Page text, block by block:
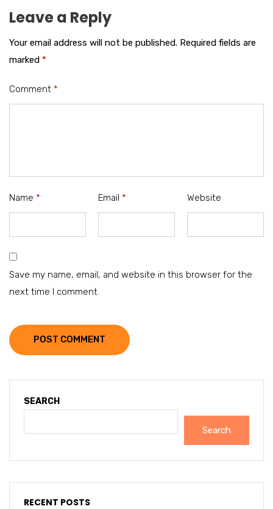
Leave a Reply
Your email address will not be published. Required fields are
marked *
Comment *
Name * Email * Website
Save my name, email, and website in this browser for the
next time I comment.
POST COMMENT
SEARCH
Search
RECENT POSTS